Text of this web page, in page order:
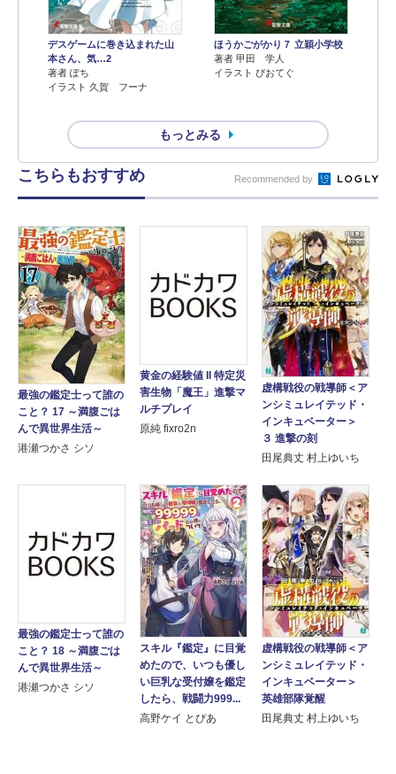
デスゲームに巻き込まれた山
本さん、気…2
著者 ぽち
イラスト 久賀 フーナ
ほうかごがかり７ 立穎小学校
著者 甲田 学人
イラスト ぴおてぐ
もっとみる
こちらもおすすめ Recommended by
最強の鑑定士って誰の
こと？ 17 ～満腹ごは
んで異世界生活～
港瀬つかさ シソ
黄金の経験値 II 特定災
害生物「魔王」進撃マ
ルチプレイ
原純 fixro2n
虚構戦役の戦導師＜ア
ンシミュレイテッド・
インキュベーター＞
３ 進撃の刻
田尾典丈 村上ゆいち
最強の鑑定士って誰の
こと？ 18 ～満腹ごは
んで異世界生活～
港瀬つかさ シソ
スキル『鑑定』に目覚
めたので、いつも優し
い巨乳な受付嬢を鑑定
したら、戦闘力999...
高野ケイ とぴあ
虚構戦役の戦導師＜ア
ンシミュレイテッド・
インキュベーター＞
英雄部隊覚醒
田尾典丈 村上ゆいち